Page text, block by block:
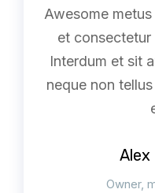
Awesome
et
Interdum et sit
neque non
Alex
Owner,